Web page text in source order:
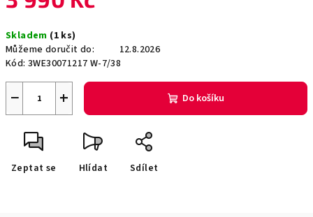
cena:
Skladem (1 ks)
Můžeme doručit do:
12.8.2026
Kód: 3WE30071217 W-7/38
+
− Do košíku
Zeptat se Hlídat Sdílet